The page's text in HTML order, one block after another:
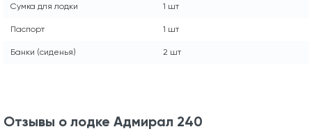
Сумка для лодки 1 шт
Паспорт 1 шт
Банки (сиденья) 2 шт
Отзывы о лодке Адмирал 240